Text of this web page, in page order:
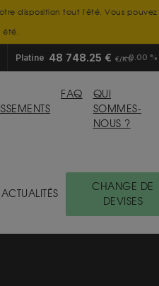
disposition tout l'été. Vous
été.
Platine 48 748.25 € €/KG0.00 %
FAQ
QUI
SOMMES-
NOUS ?
ACTUALITÉS
CHANGE DE
DEVISES